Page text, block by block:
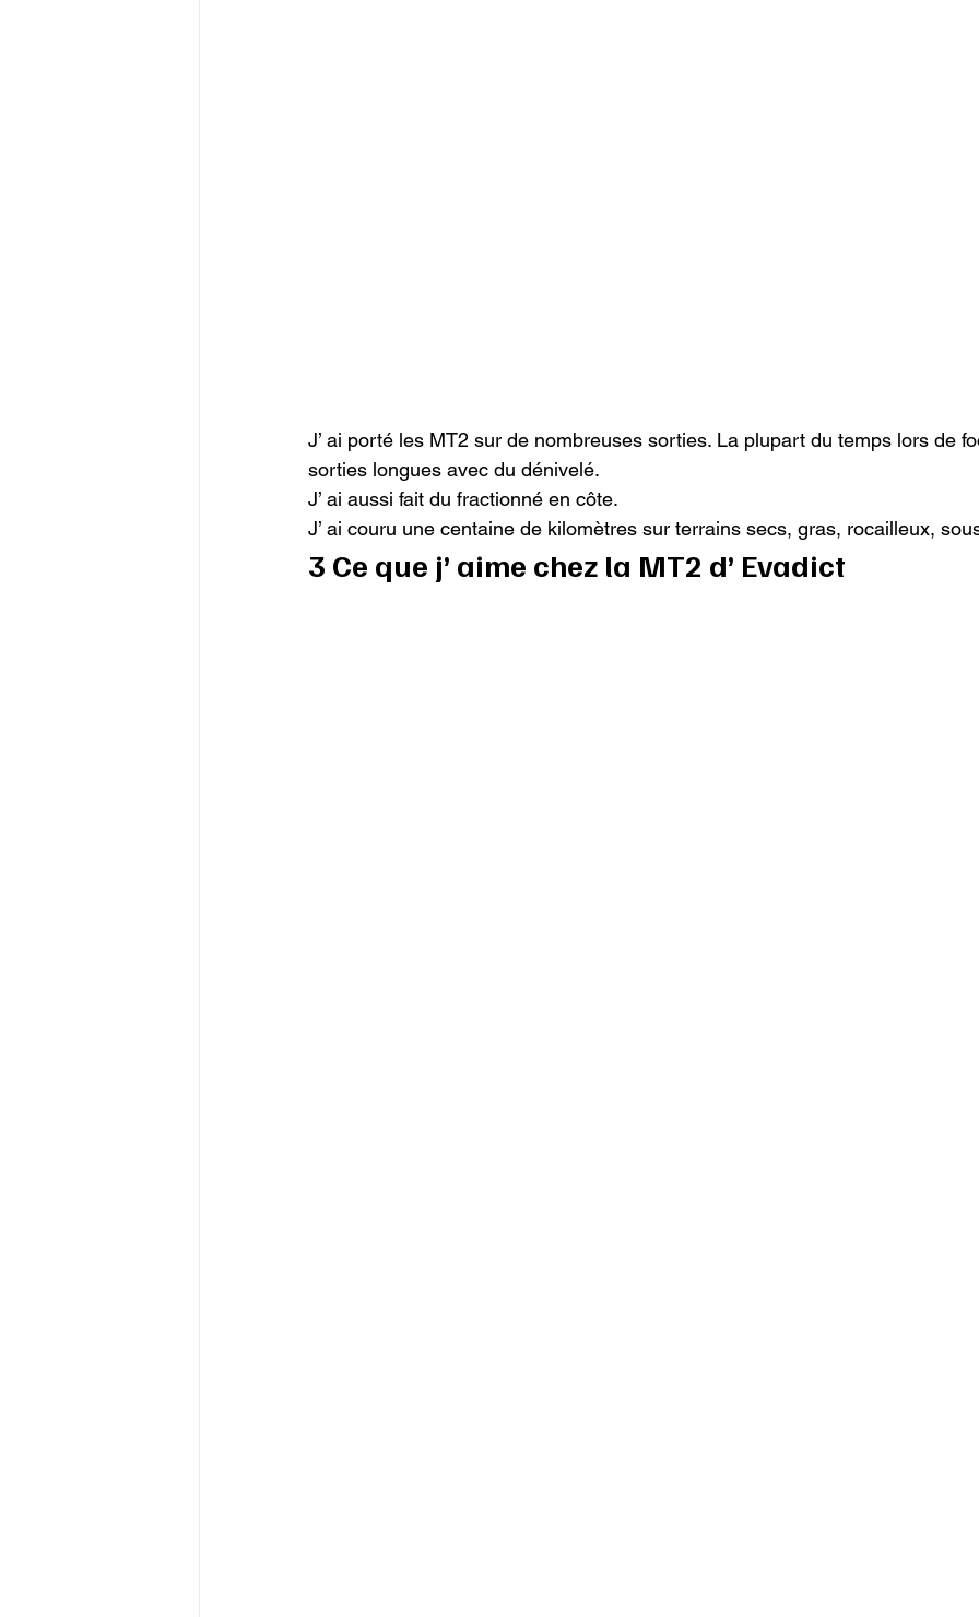
J’ ai porté les MT2 sur de nombreuses sorties. La plupart du temps lors de
sorties longues avec du dénivelé.
J’ ai aussi fait du fractionné en côte.
J’ ai couru une centaine de kilomètres sur terrains secs, gras, rocailleux,
3 Ce que j’ aime chez la MT2 d’ Evadict